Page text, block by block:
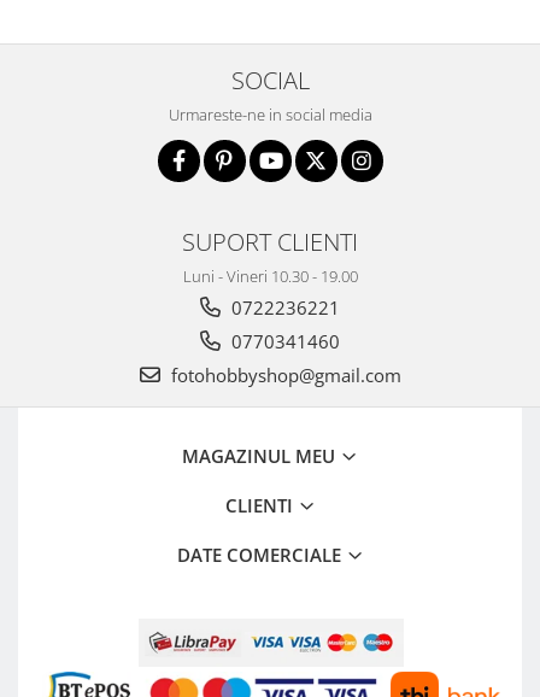
Aparate foto SECOND HAND
Aparate foto Mirrorless (SH)
Aparate foto DSLR (SH)
Aparate foto SLR (pe film) (SH)
Aparate Foto Compacte (SH)
Obiective foto Mirrorless (SH)
Obiective foto DSLR (SH)
Obiective foto SLR (pe film) (SH)
Accesorii pentru obiective ,
SECOND HAND
Blitz-uri studio , SECOND HAND
Imprimante SECOND HAND
Genti, huse, curele
SOCIAL
Urmareste-ne in social media
SUPORT CLIENTI
Luni - Vineri 10.30 - 19.00
0722236221
0770341460
fotohobbyshop@gmail.com
MAGAZINUL MEU
CLIENTI
DATE COMERCIALE